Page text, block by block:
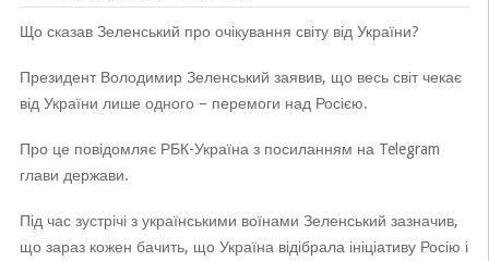
Що сказав Зеленський про очікування світу від України?
Президент Володимир Зеленський заявив, що весь світ чекає
від України лише одного – перемоги над Росією.
Про це повідомляє РБК-Україна з посиланням на Telegram
глави держави.
Під час зустрічі з українськими воїнами Зеленський зазначив,
що зараз кожен бачить, що Україна відібрала ініціативу Росію і